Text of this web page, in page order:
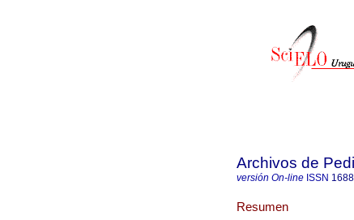
Archivos de
versión On-line ISSN
Resumen